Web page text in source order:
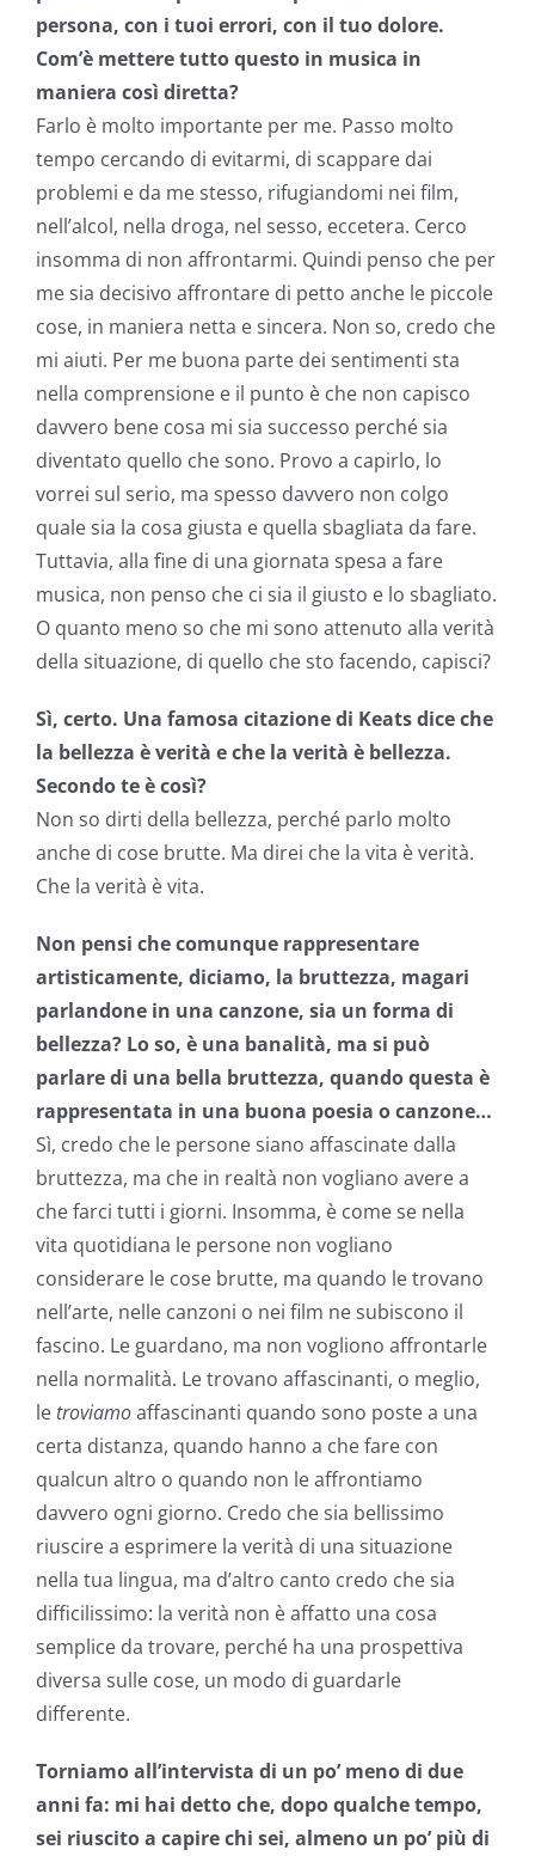
persona, con i tuoi errori, con il tuo dolore.
Com’è mettere tutto questo in musica in
maniera così diretta?
Farlo è molto importante per me. Passo molto
tempo cercando di evitarmi, di scappare dai
problemi e da me stesso, rifugiandomi nei film,
nell’alcol, nella droga, nel sesso, eccetera. Cerco
insomma di non affrontarmi. Quindi penso che per
me sia decisivo affrontare di petto anche le piccole
cose, in maniera netta e sincera. Non so, credo che
mi aiuti. Per me buona parte dei sentimenti sta
nella comprensione e il punto è che non capisco
davvero bene cosa mi sia successo perché sia
diventato quello che sono. Provo a capirlo, lo
vorrei sul serio, ma spesso davvero non colgo
quale sia la cosa giusta e quella sbagliata da fare.
Tuttavia, alla fine di una giornata spesa a fare
musica, non penso che ci sia il giusto e lo sbagliato.
O quanto meno so che mi sono attenuto alla verità
della situazione, di quello che sto facendo, capisci?
Sì, certo. Una famosa citazione di Keats dice che
la bellezza è verità e che la verità è bellezza.
Secondo te è così?
Non so dirti della bellezza, perché parlo molto
anche di cose brutte. Ma direi che la vita è verità.
Che la verità è vita.
Non pensi che comunque rappresentare
artisticamente, diciamo, la bruttezza, magari
parlandone in una canzone, sia un forma di
bellezza? Lo so, è una banalità, ma si può
parlare di una bella bruttezza, quando questa è
rappresentata in una buona poesia o canzone…
Sì, credo che le persone siano affascinate dalla
bruttezza, ma che in realtà non vogliano avere a
che farci tutti i giorni. Insomma, è come se nella
vita quotidiana le persone non vogliano
considerare le cose brutte, ma quando le trovano
nell’arte, nelle canzoni o nei film ne subiscono il
fascino. Le guardano, ma non vogliono affrontarle
nella normalità. Le trovano affascinanti, o meglio,
le troviamoaffascinanti quando sono poste a una
certa distanza, quando hanno a che fare con
qualcun altro o quando non le affrontiamo
davvero ogni giorno. Credo che sia bellissimo
riuscire a esprimere la verità di una situazione
nella tua lingua, ma d’altro canto credo che sia
difficilissimo: la verità non è affatto una cosa
semplice da trovare, perché ha una prospettiva
diversa sulle cose, un modo di guardarle
differente.
Torniamo all’intervista di un po’ meno di due
anni fa: mi hai detto che, dopo qualche tempo,
sei riuscito a capire chi sei, almeno un po’ più di